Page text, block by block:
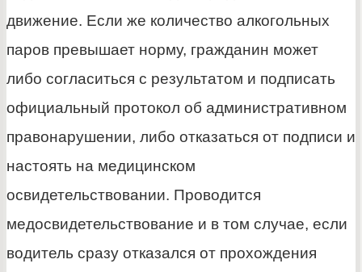
движение. Если же количество алкогольных
паров превышает норму, гражданин может
либо согласиться с результатом и подписать
официальный протокол об административном
правонарушении, либо отказаться от подписи и
настоять на медицинском
освидетельствовании. Проводится
медосвидетельствование и в том случае, если
водитель сразу отказался от прохождения